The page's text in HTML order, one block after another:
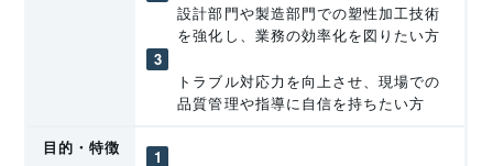
設計部門や製造部門での塑性加工技術
を強化し、業務の効率化を図りたい方
トラブル対応力を向上させ、現場での
品質管理や指導に自信を持ちたい方
目的・特徴